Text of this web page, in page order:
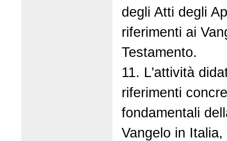
degli Atti degli
riferimenti ai
Testamento.
11. L'attività
riferimenti
fondamentali
Vangelo in